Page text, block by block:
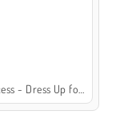
Fashion Princess - Dress Up for Girls